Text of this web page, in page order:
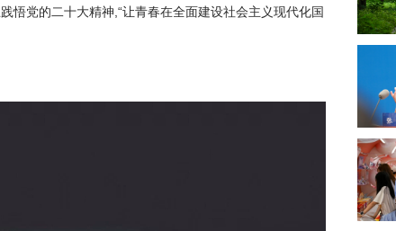
悟党的二十大精神,“让青春在全面建设社会主义现代化国